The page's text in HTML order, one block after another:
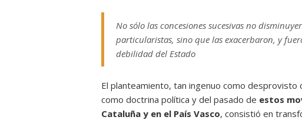
No sólo las concesiones sucesivas no
particularistas, sino que las exacerbaron, y
debilidad del Estado
El planteamiento, tan ingenuo como
como doctrina política y del pasado de estos
Cataluña y en el País Vasco, consistió en